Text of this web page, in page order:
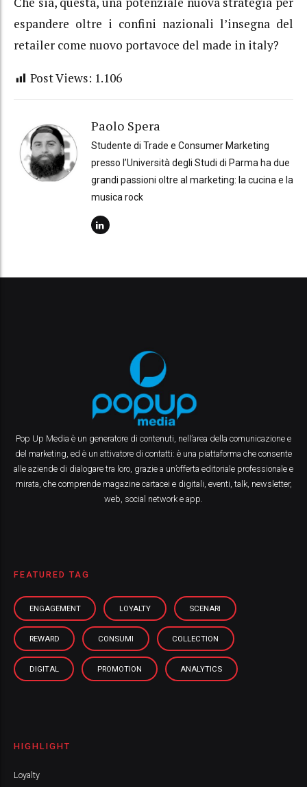
espandere oltre i confini nazionali l’insegna del
retailer come nuovo portavoce del made in italy?
Post Views: 1.106
Paolo Spera
Studente di Trade e Consumer Marketing
presso l’Università degli Studi di Parma ha due
grandi passioni oltre al marketing: la cucina e la
musica rock
Pop Up Media è un generatore di contenuti, nell’area della comunicazione e
del marketing, ed è un attivatore di contatti: è una piattaforma che consente
alle aziende di dialogare tra loro, grazie a un’offerta editoriale professionale e
mirata, che comprende magazine cartacei e digitali, eventi, talk, newsletter,
web, social network e app.
FEATURED TAG
ENGAGEMENT LOYALTY SCENARI
REWARD CONSUMI COLLECTION
DIGITAL PROMOTION ANALYTICS
HIGHLIGHT
Loyalty